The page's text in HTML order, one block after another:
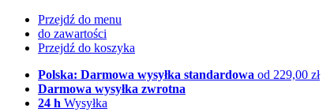
Przejdź do menu
do zawartości
Przejdź do koszyka
Polska: Darmowa wysyłka standardowa od 229,00 zł
Darmowa wysyłka zwrotna
24 h Wysyłka